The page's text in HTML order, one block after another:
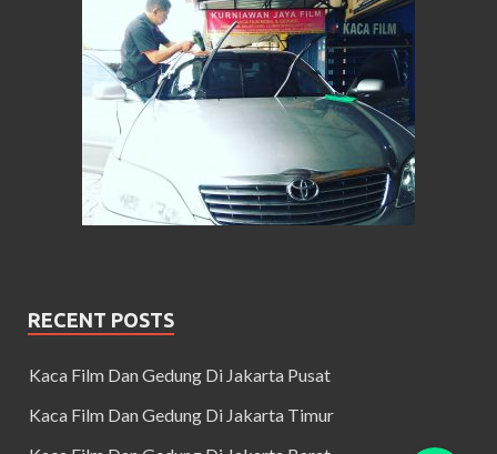
RECENT POSTS
Kaca Film Dan Gedung Di Jakarta Pusat
Kaca Film Dan Gedung Di Jakarta Timur